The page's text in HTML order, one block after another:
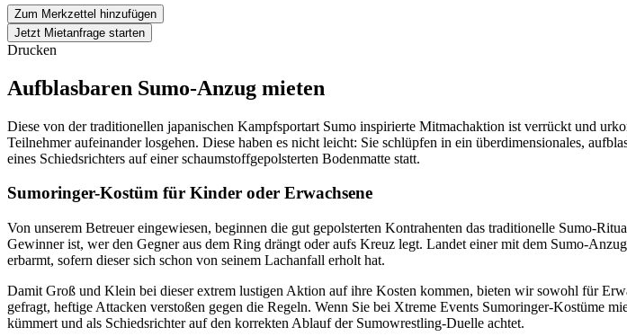
Zum Merkzettel hinzufügen
Jetzt Mietanfrage starten
Drucken
Aufblasbaren Sumo-Anzug mieten
Diese von der traditionellen japanischen Kampfsportart Sumo inspirierte Mitmachaktion ist verrückt und
Teilnehmer aufeinander losgehen. Diese haben es nicht leicht: Sie schlüpfen in ein überdimensionales,
eines Schiedsrichters auf einer schaumstoffgepolsterten Bodenmatte statt.
Sumoringer-Kostüm für Kinder oder Erwachsene
Von unserem Betreuer eingewiesen, beginnen die gut gepolsterten Kontrahenten das traditionelle Sumo-
Gewinner ist, wer den Gegner aus dem Ring drängt oder aufs Kreuz legt. Landet einer mit dem Sumo-
erbarmt, sofern dieser sich schon von seinem Lachanfall erholt hat.
Damit Groß und Klein bei dieser extrem lustigen Aktion auf ihre Kosten kommen, bieten wir sowohl für
gefragt, heftige Attacken verstoßen gegen die Regeln. Wenn Sie bei Xtreme Events Sumoringer-Kostüme
kümmert und als Schiedsrichter auf den korrekten Ablauf der Sumowrestling-Duelle achtet.